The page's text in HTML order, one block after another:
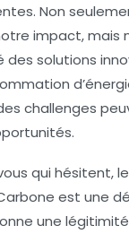
Non
impact, mais
des solutions
challenges
qui hésitent,
est une
une